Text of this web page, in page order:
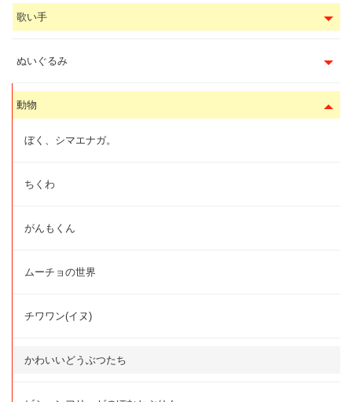
歌い手
ぬいぐるみ
動物
ぼく、シマエナガ。
ちくわ
がんもくん
ムーチョの世界
チワワン(イヌ)
かわいいどうぶつたち